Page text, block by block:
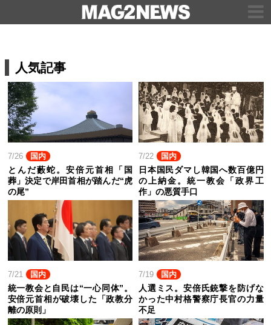
人気記事
7/26 国内
とんだ藪蛇。安倍元首相「国
葬」決定で岸田首相が踏んだ“虎
の尾”
7/22 国内
日本国民ダマし韓国へ数百億円
の上納金。統一教会「政界工
作」の悪質手口
7/21 国内
統一教会と自民は“一心同体”。
安倍元首相が破壊した「政教分
離の原則」
7/19 国内
人選ミス。安倍氏銃撃を防げな
かった中村格警察庁長官の力量
不足